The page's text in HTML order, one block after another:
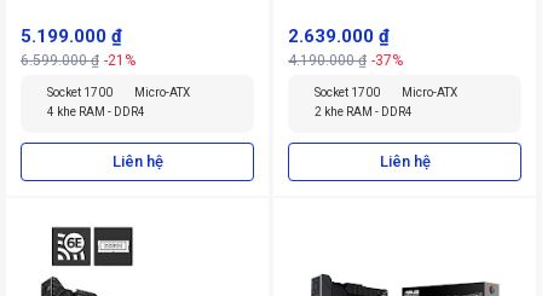
5.199.000 ₫
6.599.000 ₫ -21%
Socket 1700
Micro-ATX
4 khe RAM - DDR4
Liên hệ
2.639.000 ₫
4.190.000 ₫ -37%
Socket 1700
Micro-ATX
2 khe RAM - DDR4
Liên hệ